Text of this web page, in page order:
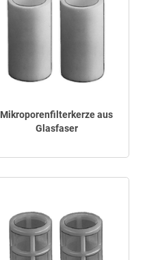
Mikroporenfilterkerze aus
Glasfaser